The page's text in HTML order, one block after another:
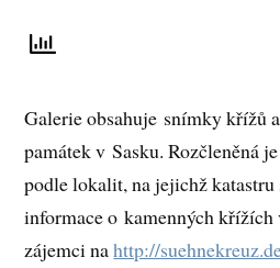
Galerie obsahuje snímky křížů
památek v Sasku. Rozčleněná
podle lokalit, na jejichž
informace o kamenných
zájemci nahttp://